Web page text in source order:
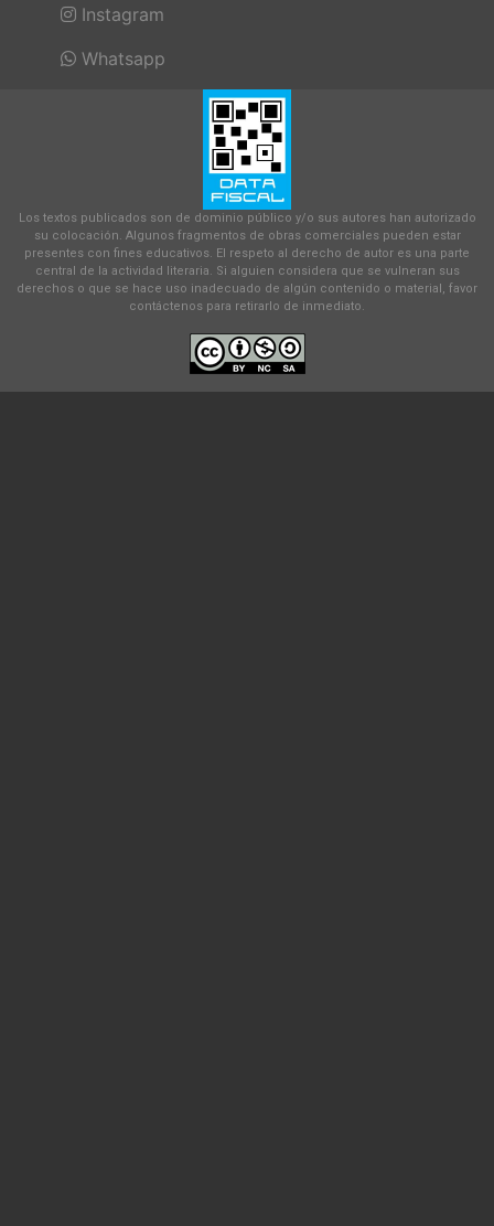
Instagram
Whatsapp
Los textos publicados son de dominio público y/o sus autores han autorizado
su colocación. Algunos fragmentos de obras comerciales pueden estar
presentes con fines educativos. El respeto al derecho de autor es una parte
central de la actividad literaria. Si alguien considera que se vulneran sus
derechos o que se hace uso inadecuado de algún contenido o material, favor
contáctenos para retirarlo de inmediato.